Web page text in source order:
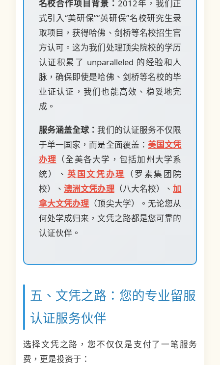
名校合作项目背景： 2012年，我们正
式引入“美研保”“英研保”名校研究生录
取项目，获得哈佛、剑桥等名校招生官
方认可。这为我们处理顶尖院校的学历
认证积累了 unparalleled 的经验和人
脉，确保即使是哈佛、剑桥等名校的毕
业证认证，我们也能高效、稳妥地完
成。
服务涵盖全球：我们的认证服务不仅限
于单一国家，而是全面覆盖： 美国文凭
办理 （全美各大学，包括加州大学系
统）、英国文凭办理
（罗素集团院
校）、 澳洲文凭办理（八大名校）、加
拿大文凭办理 （顶尖大学）。无论您从
何处学成归来，文凭之路都是您可靠的
认证伙伴。
五、文凭之路：您的专业留服
认证服务伙伴
选择文凭之路，您不仅仅是支付了一笔服务
费，更是投资于：